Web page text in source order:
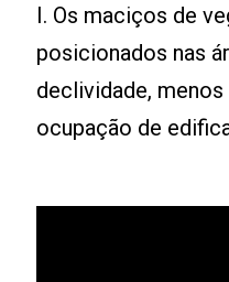
I. Os maciços de
posicionados nas
declividade,
ocupação de